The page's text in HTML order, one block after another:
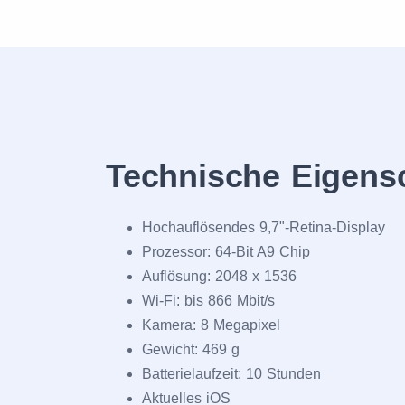
Technische
Hochauflösendes 9,7"-Retina-Display
Prozessor: 64-Bit A9 Chip
Auflösung: 2048 x 1536
Wi-Fi: bis 866 Mbit/s
Kamera: 8 Megapixel
Gewicht: 469 g
Batterielaufzeit: 10 Stunden
Aktuelles iOS